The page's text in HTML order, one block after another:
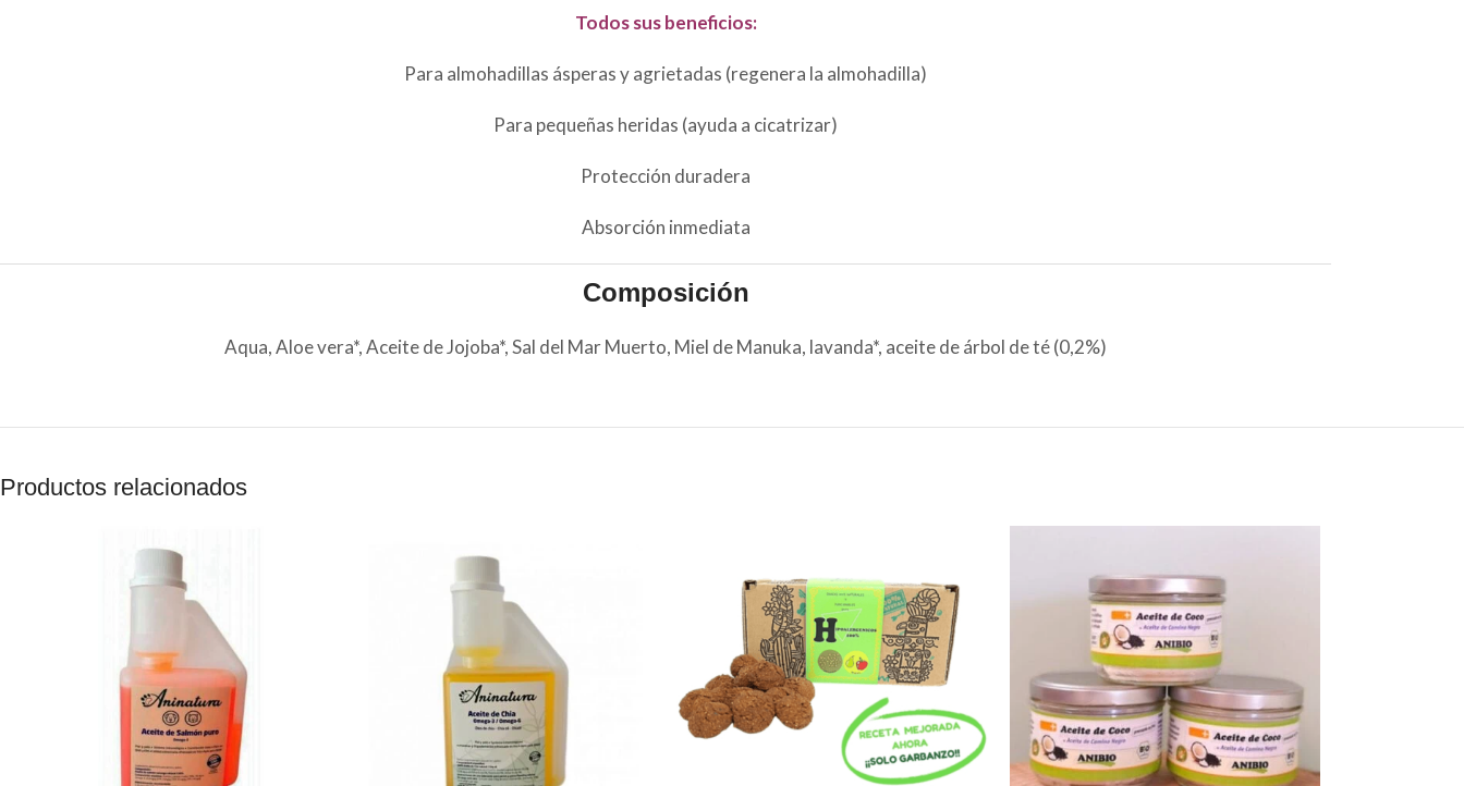
Todos sus beneficios:
Para almohadillas ásperas y agrietadas (regenera la almohadilla)
Para pequeñas heridas (ayuda a cicatrizar)
Protección duradera
Absorción inmediata
Composición
Aqua, Aloe vera*, Aceite de Jojoba*, Sal del Mar Muerto, Miel de Manuka, lavanda*, aceite de árbol de té (0,2%)
Productos relacionados